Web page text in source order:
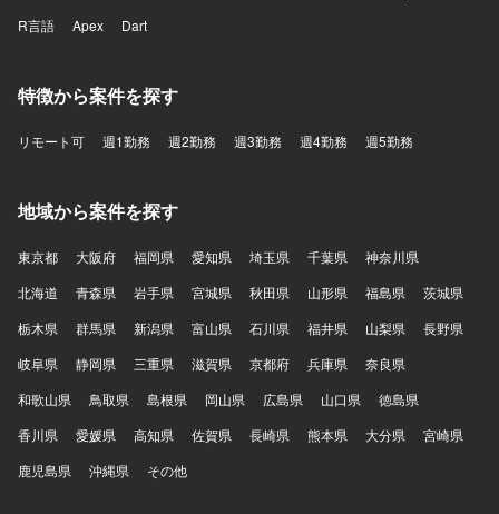
R言語
Apex Dart
特徴から案件を探す
リモート可 週1勤務 週2勤務 週3勤務 週4勤務 週5勤務
地域から案件を探す
東京都 大阪府 福岡県 愛知県 埼玉県 千葉県
神奈川県
北海道
青森県 岩手県 宮城県 秋田県 山形県 福島県
茨城県
栃木県
群馬県 新潟県 富山県 石川県 福井県 山梨県
長野県
岐阜県
静岡県 三重県 滋賀県 京都府 兵庫県
奈良県
和歌山県
鳥取県 島根県 岡山県 広島県 山口県
徳島県
香川県
愛媛県 高知県 佐賀県 長崎県 熊本県 大分県
宮崎県
鹿児島県
沖縄県 その他